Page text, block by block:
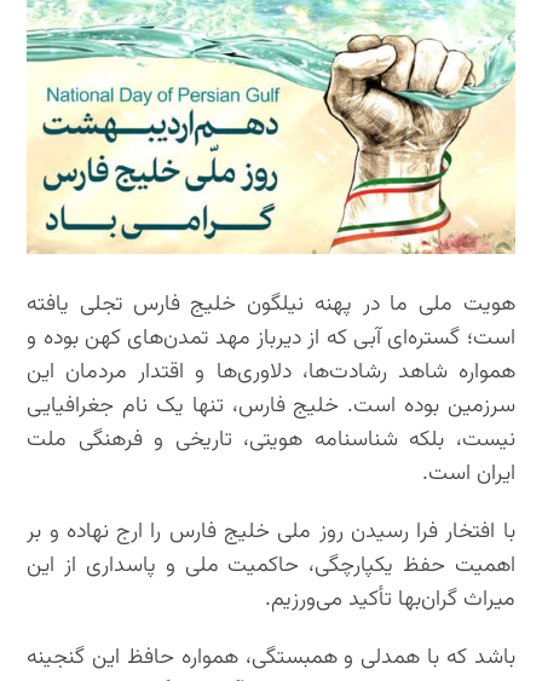
هویت ملی ما در پهنه نیلگون خلیج فارس تجلی یافته
است؛ گستره‌ای آبی که از دیرباز مهد تمدن‌های کهن بوده و
همواره شاهد رشادت‌ها، دلاوری‌ها و اقتدار مردمان این
سرزمین بوده است. خلیج فارس، تنها یک نام جغرافیایی
نیست، بلکه شناسنامه هویتی، تاریخی و فرهنگی ملت
ایران است.
با افتخار فرا رسیدن روز ملی خلیج فارس را ارج نهاده و بر
اهمیت حفظ یکپارچگی، حاکمیت ملی و پاسداری از این
میراث گران‌بها تأکید می‌ورزیم.
باشد که با همدلی و همبستگی، همواره حافظ این گنجینه